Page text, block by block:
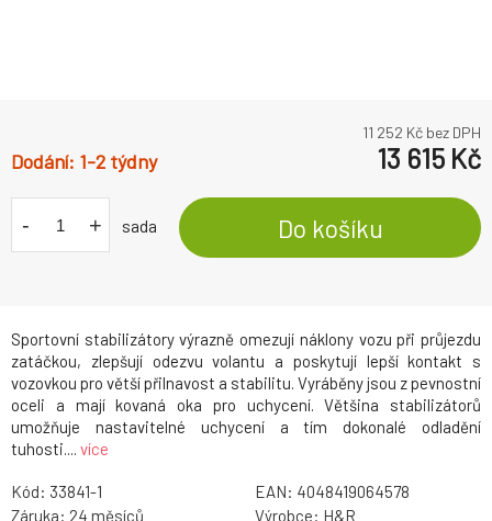
Sportovní stabilizátory výrazně omezují náklony vozu při průjezdu
zatáčkou, zlepšují odezvu volantu a poskytují lepší kontakt s
vozovkou pro větší přilnavost a stabilitu. Vyráběny jsou z pevnostní
oceli a mají kovaná oka pro uchycení. Většina stabilizátorů
umožňuje nastavitelné uchycení a tím dokonalé odladění
tuhosti.... více
11 252 Kč bez DPH
1-2 týdny 13 615 Kč
- + sada Do košíku
Kód: 33841-1 EAN: 4048419064578
Záruka: 24 Výrobce: H&R